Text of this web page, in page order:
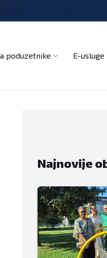
poduzetnike E-usluge
Najnovije